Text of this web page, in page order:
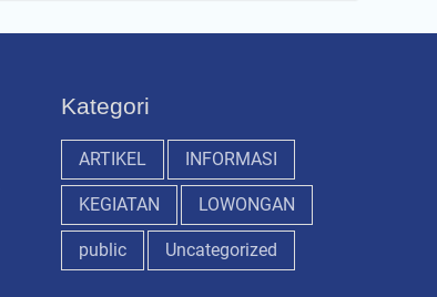
Kategori
ARTIKEL INFORMASI
KEGIATAN LOWONGAN
public Uncategorized